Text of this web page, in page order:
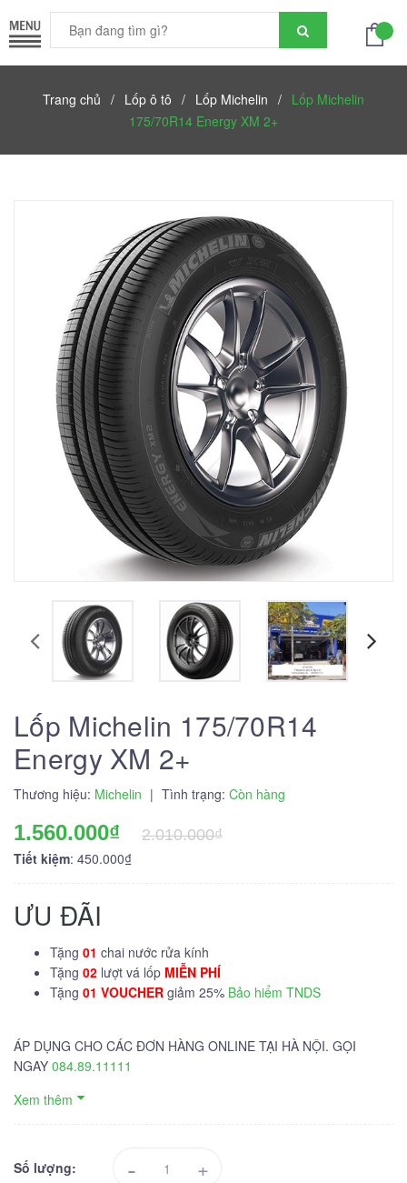
Trang chủ / Lốp ô tô / Lốp Michelin / Lốp Michelin
175/70R14 Energy XM 2+
Lốp Michelin 175/70R14
Energy XM 2+
Thương hiệu: Michelin | Tình trạng: Còn hàng
1.560.000₫
2.010.000₫
Tiết kiệm: 450.000₫
ƯU ĐÃI
Tặng 01 chai nước rửa kính
Tặng 02 lượt vá lốp MIỄN PHÍ
Tặng 01 VOUCHER giảm 25% Bảo hiểm TNDS
ÁP DỤNG CHO CÁC ĐƠN HÀNG ONLINE TẠI HÀ NỘI. GỌI
NGAY 084.89.11111
Xem thêm
Số lượng: - +